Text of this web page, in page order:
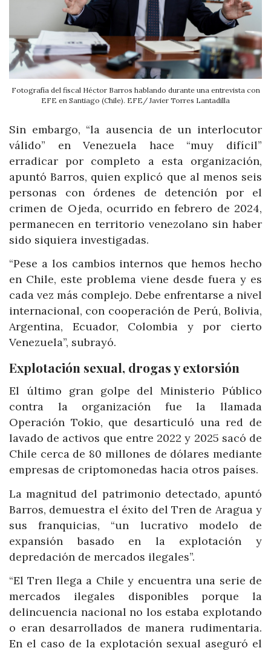
Fotografía del fiscal Héctor Barros hablando durante una entrevista con
EFE en Santiago (Chile). EFE/ Javier Torres Lantadilla
Sin embargo, “la ausencia de un interlocutor
válido” en Venezuela hace “muy difícil”
erradicar por completo a esta organización,
apuntó Barros, quien explicó que al menos seis
personas con órdenes de detención por el
crimen de Ojeda, ocurrido en febrero de 2024,
permanecen en territorio venezolano sin haber
sido siquiera investigadas.
“Pese a los cambios internos que hemos hecho
en Chile, este problema viene desde fuera y es
cada vez más complejo. Debe enfrentarse a nivel
internacional, con cooperación de Perú, Bolivia,
Argentina, Ecuador, Colombia y por cierto
Venezuela”, subrayó.
Explotación sexual, drogas y extorsión
El último gran golpe del Ministerio Público
contra la organización fue la llamada
Operación Tokio, que desarticuló una red de
lavado de activos que entre 2022 y 2025 sacó de
Chile cerca de 80 millones de dólares mediante
empresas de criptomonedas hacia otros países.
La magnitud del patrimonio detectado, apuntó
Barros, demuestra el éxito del Tren de Aragua y
sus franquicias, “un lucrativo modelo de
expansión basado en la explotación y
depredación de mercados ilegales”.
“El Tren llega a Chile y encuentra una serie de
mercados ilegales disponibles porque la
delincuencia nacional no los estaba explotando
o eran desarrollados de manera rudimentaria.
En el caso de la explotación sexual aseguró el